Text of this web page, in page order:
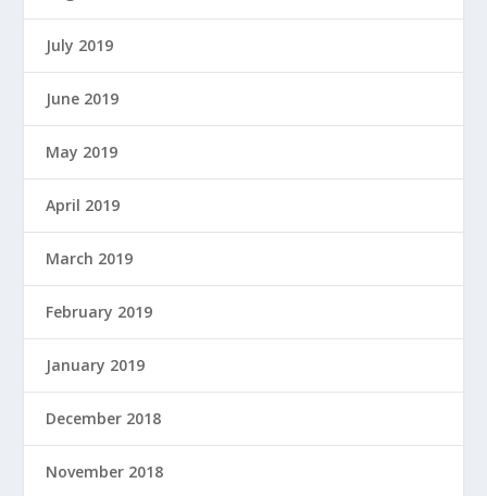
July 2019
June 2019
May 2019
April 2019
March 2019
February 2019
January 2019
December 2018
November 2018